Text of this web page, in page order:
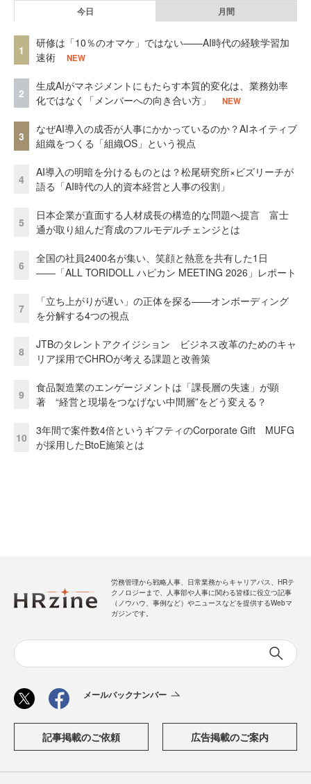
今日 月間
1
研修は「10％のオマケ」ではない——AI時代の経験学習加
速術
NEW
2
生成AIがマネジメントにもたらす本質的変化は、業務効率
化ではなく「メンバーへの向き合い方」
NEW
3
なぜAI導入の成否が人事にかかっているのか？AIネイティブ
組織をつくる「組織OS」という視点
4
AI導入の明暗を分けるものとは？松尾研究所×ビズリーチが
語る「AI時代の人的資本経営と人事の役割」
5
日本企業が直面する人材成長の構造的な問題へ提言 富士
通が取り組んだ育成のフルモデルチェンジとは
6
全国の社員2400名が集い、笑顔と熱意を共有した1日
――「ALL TORIDOLL ハピカン MEETING 2026」レポート
7
「立ち上がりが遅い」の正体を探る——オンボーディング
を分解する4つの視点
8
JTBのタレントアクイジション ビジネス改革のためのキャ
リア採用でCHROが考える課題と改善策
9
食品製造業のエンゲージメントは「課長層の失速」が顕
著 “経営と現場をつなげない中間層”をどう変える？
10
3年間で案件数4倍というギフティのCorporate Gift MUFG
が採用したBtoE施策とは
労務管理から戦略人事、日常業務からキャリアパス、HRテ
クノロジーまで、人事部や人事に関わる皆様に役立つ記事
（ノウハウ、事例など）やニュースなどを提供するWebマ
ガジンです。
メールバックナンバー
記事掲載のご依頼 広告掲載のご案内